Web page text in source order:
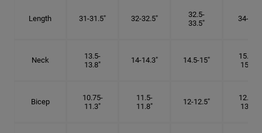
Length 31-31.5" 32-32.5"
32.5-
33.5"
34-35"
Neck
13.5-
13.8"
14-14.3" 14.5-15"
15.25-
15.5"
Bicep
10.75-
11.3"
11.5-
11.8"
12-12.5"
12.75-
13.3"